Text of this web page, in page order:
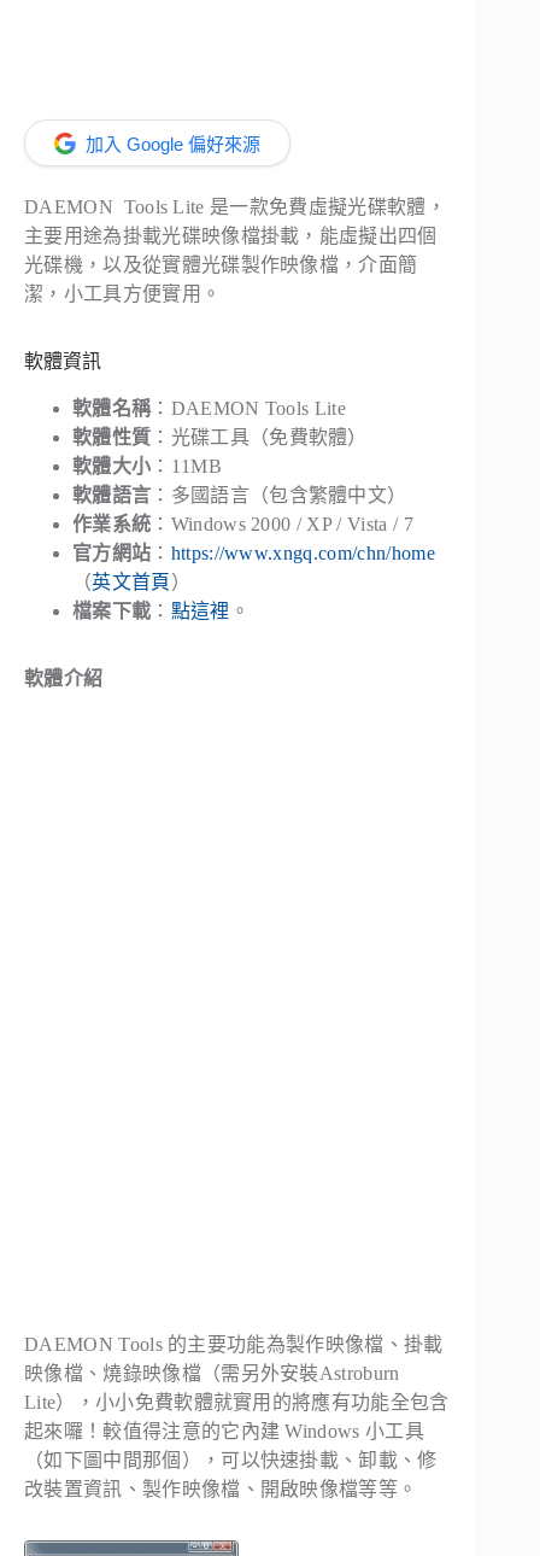
加入 Google 偏好來源
DAEMON Tools Lite 是一款免費虛擬光碟軟體，
主要用途為掛載光碟映像檔掛載，能虛擬出四個
光碟機，以及從實體光碟製作映像檔，介面簡
潔，小工具方便實用。
軟體資訊
軟體名稱：DAEMON Tools Lite
軟體性質 ：光碟工具（免費軟體）
軟體大小：11MB
軟體語言 ：多國語言（包含繁體中文）
作業系統 ：Windows 2000 / XP / Vista / 7
官方網站 ： https://www.xngq.com/chn/home
（英文首頁 ）
檔案下載 ： 點這裡 。
軟體介紹
DAEMON Tools 的主要功能為製作映像檔、掛載
映像檔、燒錄映像檔（需另外安裝Astroburn
Lite），小小免費軟體就實用的將應有功能全包含
起來囉！較值得注意的它內建 Windows 小工具
（如下圖中間那個），可以快速掛載、卸載、修
改裝置資訊、製作映像檔、開啟映像檔等等。